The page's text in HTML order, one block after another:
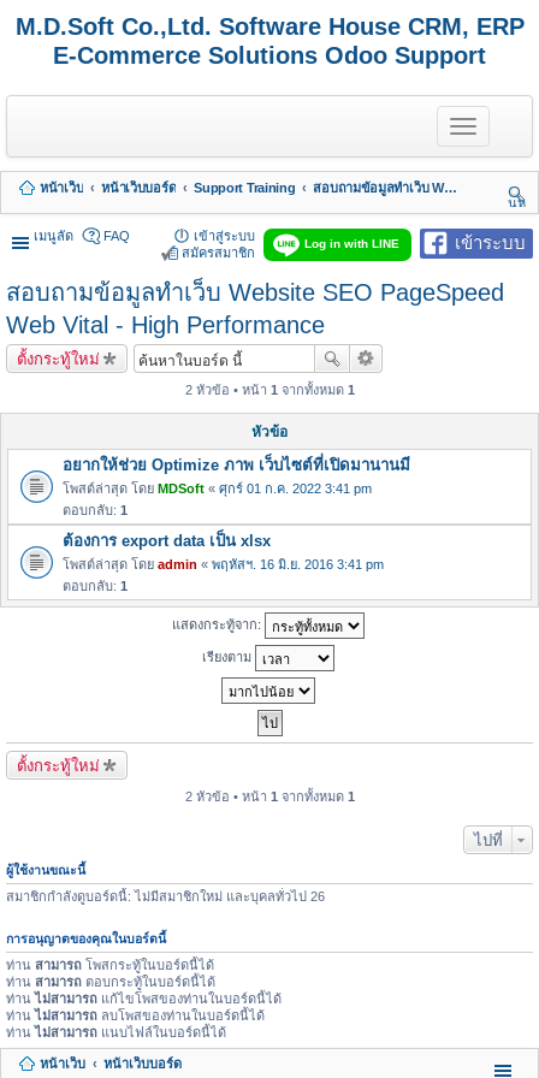
M.D.Soft Co.,Ltd. Software House CRM, ERP
E-Commerce Solutions Odoo Support
T
o
g
e
n
a
i
g
หน้าเว็บ หน้าเว็บบอร์ด Support Training
สอบถามข้อมูลทำเว็บ Website SEO PageSpeed Web Vital - High Performance
นห
า
เมนูลัด
เข้าระบบ
Log in with LINE
FAQ
เข้าสู่ระบบ
สมัครสมาชิก
สอบถามข้อมูลทำเว็บ Website SEO PageSpeed
Web Vital - High Performance
ตั้งกระทู้ใหม่
2 หัวข้อ • หน้า 1 จากทั้งหมด 1
หัวข้อ
อยากให้ช่วย Optimize ภาพ เว็บไซต์ที่เปิดมานานมี
โพสต์ล่าสุด โดย MDSoft « ศุกร์ 01 ก.ค. 2022 3:41 pm
ตอบกลับ: 1
ต้องการ export data เป็น xlsx
โพสต์ล่าสุด โดย admin « พฤหัสฯ. 16 มิ.ย. 2016 3:41 pm
ตอบกลับ: 1
แสดงกระทู้จาก:
เรียงตาม
ตั้งกระทู้ใหม่
2 หัวข้อ • หน้า 1 จากทั้งหมด 1
ไปที่
ผู้ใช้งานขณะนี้
สมาชิกกำลังดูบอร์ดนี้: ไม่มีสมาชิกใหม่ และบุคลทั่วไป 26
การอนุญาตของคุณในบอร์ดนี้
ท่าน สามารถ โพสกระทู้ในบอร์ดนี้ได้
ท่าน สามารถ ตอบกระทู้ในบอร์ดนี้ได้
ท่านไม่สามารถ แก้ไขโพสของท่านในบอร์ดนี้ได้
ท่านไม่สามารถ ลบโพสของท่านในบอร์ดนี้ได้
ท่านไม่สามารถ แนบไฟล์ในบอร์ดนี้ได้
หน้าเว็บ หน้าเว็บบอร์ด